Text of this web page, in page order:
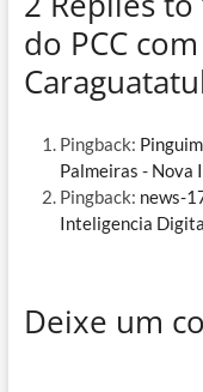
do PCC
Pingback:
Palmeiras - Nova
Pingback: news-
Inteligencia
Deixe um